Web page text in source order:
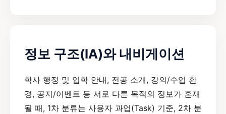
정보 구조(IA)와 내비게이션
학사 행정 및 입학 안내, 전공 소개, 강의/수업 환
경, 공지/이벤트 등 서로 다른 목적의 정보가 혼재
될 때, 1차 분류는 사용자 과업(Task) 기준, 2차 분